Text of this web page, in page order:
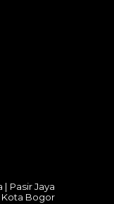
| Pasir Jaya
Kota Bogor